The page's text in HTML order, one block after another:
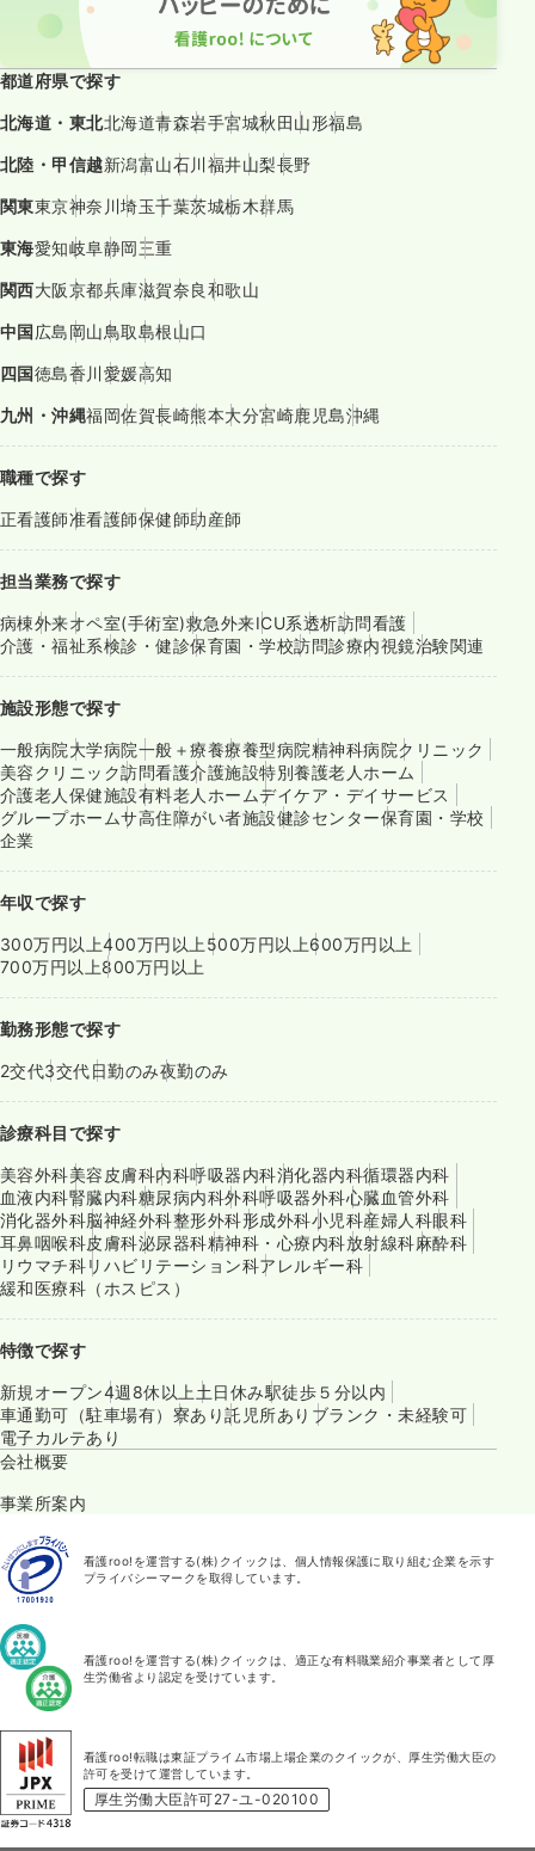
都道府県で探す
北海道・東北北海道青森岩手宮城秋田山形福島
北陸・甲信越新潟富山石川福井山梨長野
関東東京神奈川埼玉千葉茨城栃木群馬
東海愛知岐阜静岡三重
関西大阪京都兵庫滋賀奈良和歌山
中国広島岡山鳥取島根山口
四国徳島香川愛媛高知
九州・沖縄福岡佐賀長崎熊本大分宮崎鹿児島沖縄
職種で探す
正看護師准看護師保健師助産師
担当業務で探す
病棟外来オペ室(手術室)救急外来ICU系透析訪問看護
介護・福祉系検診・健診保育園・学校訪問診療内視鏡治験関連
施設形態で探す
一般病院大学病院一般＋療養療養型病院精神科病院クリニック
美容クリニック訪問看護介護施設特別養護老人ホーム
介護老人保健施設有料老人ホームデイケア・デイサービス
グループホームサ高住障がい者施設健診センター保育園・学校
企業
年収で探す
300万円以上400万円以上 500万円以上600万円以上
700万円以上800万円以上
勤務形態で探す
2交代3交代日勤のみ夜勤のみ
診療科目で探す
美容外科美容皮膚科内科呼吸器内科消化器内科循環器内科
血液内科腎臓内科糖尿病内科外科呼吸器外科心臓血管外科
消化器外科脳神経外科整形外科形成外科小児科産婦人科眼科
耳鼻咽喉科皮膚科泌尿器科精神科・心療内科放射線科麻酔科
リウマチ科リハビリテーション科アレルギー科
緩和医療科（ホスピス）
特徴で探す
新規オープン4週8休以上 土日休み駅徒歩５分以内
車通勤可（駐車場有） 寮あり託児所あり ブランク・未経験可
電子カルテあり
会社概要
事業所案内
看護roo!を運営する(株)クイックは、個人情報保護に取り組む企業を示す
プライバシーマークを取得しています。
看護roo!を運営する(株)クイックは、適正な有料職業紹介事業者として厚
生労働省より認定を受けています。
看護roo!転職は東証プライム市場上場企業のクイックが、厚生労働大臣の
許可を受けて運営しています。
厚生労働大臣許可27-ユ-020100